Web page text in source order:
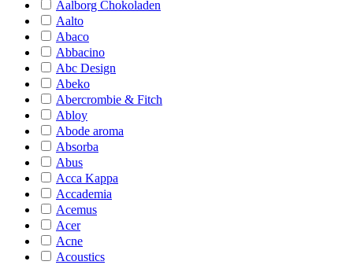
Aalborg Chokoladen
Aalto
Abaco
Abbacino
Abc Design
Abeko
Abercrombie & Fitch
Abloy
Abode aroma
Absorba
Abus
Acca Kappa
Accademia
Acemus
Acer
Acne
Acoustics